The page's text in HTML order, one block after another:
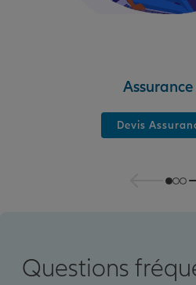
Devis
Questions